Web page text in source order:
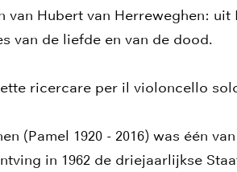
van Hubert van Herreweghen: uit
van de liefde en van de dood.
ricercare per il violoncello
(Pamel 1920 - 2016) was één
in 1962 de driejaarlijkse